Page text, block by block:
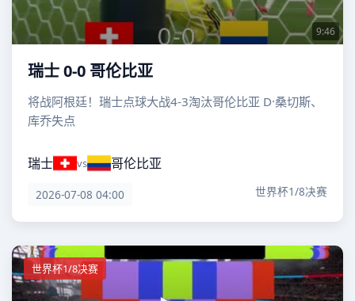
9:46
瑞士 0-0 哥伦比亚
将战阿根廷！瑞士点球大战4-3淘汰哥伦比亚 D·桑切斯、
库乔失点
瑞士 vs 哥伦比亚
2026-07-08 04:00 世界杯1/8决赛
世界杯1/8决赛